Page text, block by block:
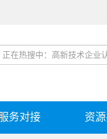
务对接 资